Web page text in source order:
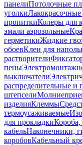
панелиПотолочные
уголки
пропиткиКолеры для
эмали аэрозольные
герметикиЖидкие
обоевКлеи для
растворители
пены
выключатели
распределительные и
штепсели
изделияКлеммы
термоусаживаемые
для прокладкиКороба,
кабельНаконечники,
коробовКабельный